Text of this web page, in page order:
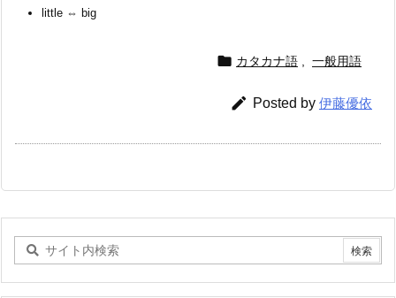
little ⇔ big
 カタカナ語 一般用語
 Posted by 伊藤優依